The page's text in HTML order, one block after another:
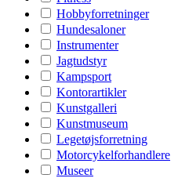
Hobbyforretninger
Hundesaloner
Instrumenter
Jagtudstyr
Kampsport
Kontorartikler
Kunstgalleri
Kunstmuseum
Legetøjsforretning
Motorcykelforhandlere
Museer